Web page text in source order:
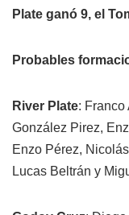
Plate ganó 9, el
Probables
River Plate: Franco
González Pirez,
Enzo Pérez,
Lucas Beltrán y